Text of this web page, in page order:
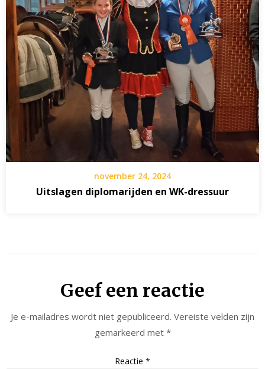
november 24, 2024
Uitslagen diplomarijden en WK-dressuur
Geef een reactie
Je e-mailadres wordt niet gepubliceerd. Vereiste velden zijn
gemarkeerd met *
Reactie *